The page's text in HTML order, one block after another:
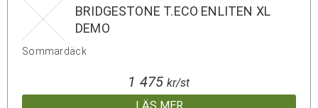
BRIDGESTONE T.ECO ENLITEN XL
DEMO
Sommardäck
1 475 kr/st